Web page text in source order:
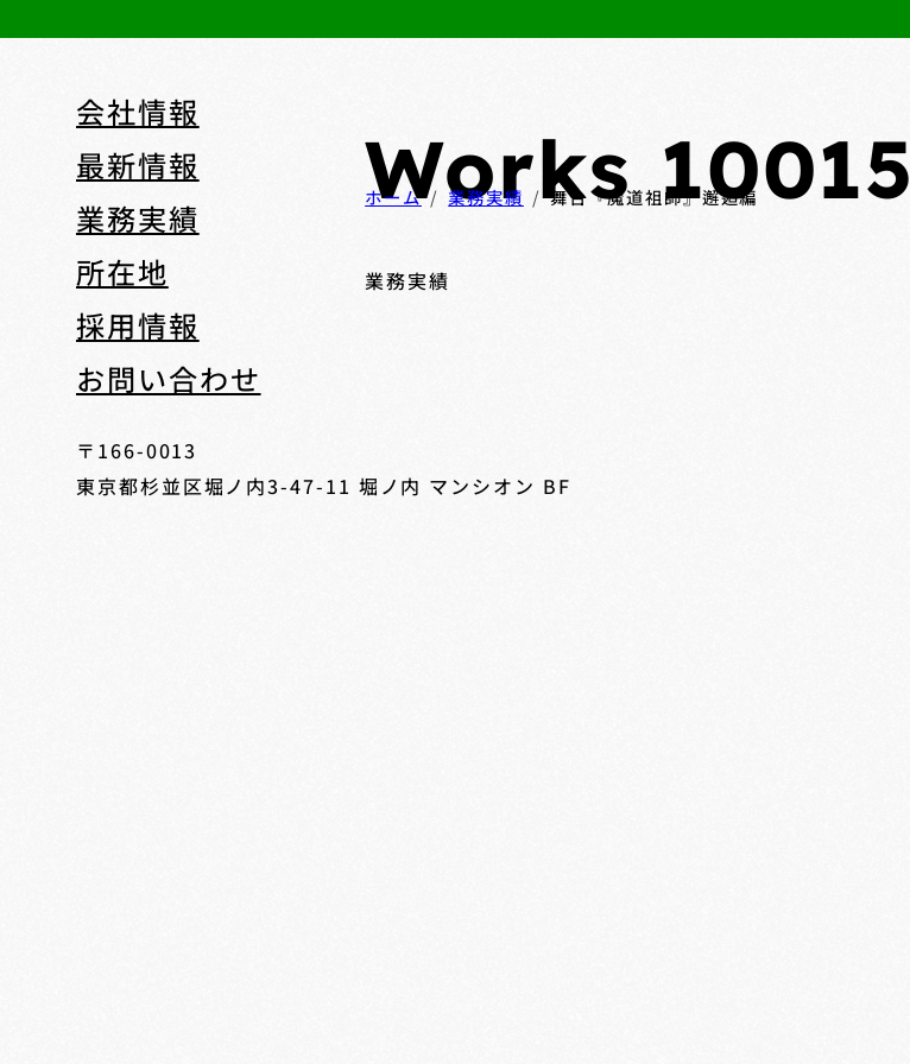
会社情報
最新情報
業務実績
所在地
採用情報
お問い合わせ
Works 10015
業務実績
ホーム 業務実績 舞台『魔道祖師』邂逅編
〒166-0013
東京都杉並区堀ノ内3-47-11 堀ノ内 マンシオン BF